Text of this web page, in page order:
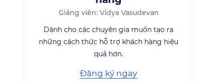
Giảng viên: Vidya Vasudevan
Dành cho các chuyên gia muốn tạo ra
những cách thức hỗ trợ khách hàng hiệu
quả hơn.
Đăng ký ngay